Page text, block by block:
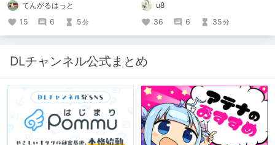
てんがるはっと
15
6 5分
u8
36
6 35分
DLチャンネル公式まとめ